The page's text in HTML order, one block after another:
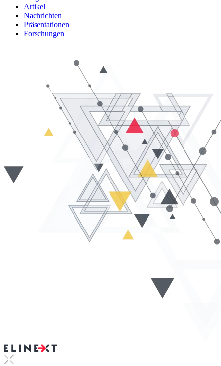
Artikel
Nachrichten
Präsentationen
Forschungen